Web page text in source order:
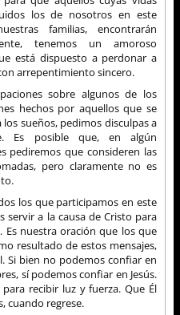
los de nosotros en este
familias, encontrarán
tenemos un amoroso
está dispuesto a perdonar a
arrepentimiento sincero.
sobre algunos de los
hechos por aquellos que se
sueños, pedimos disculpas a
Es posible que, en algún
pediremos que consideren las
pero claramente no es
los que participamos en este
servir a la causa de Cristo para
Es nuestra oración que los que
resultado de estos mensajes,
Si bien no podemos confiar en
sí podemos confiar en Jesús.
recibir luz y fuerza. Que Él
cuando regrese.